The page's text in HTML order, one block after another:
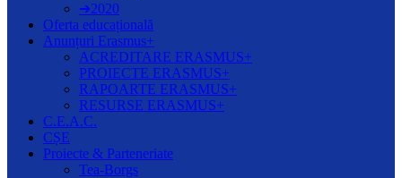
➔2020
Oferta educațională
Anunțuri Erasmus+
ACREDITARE ERASMUS+
PROIECTE ERASMUS+
RAPOARTE ERASMUS+
RESURSE ERASMUS+
C.E.A.C.
CȘE
Proiecte & Parteneriate
Tea-Borgs